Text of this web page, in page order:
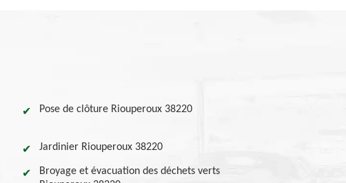
Pose de clôture Riouperoux 38220
Jardinier Riouperoux 38220
Broyage et évacuation des déchets verts